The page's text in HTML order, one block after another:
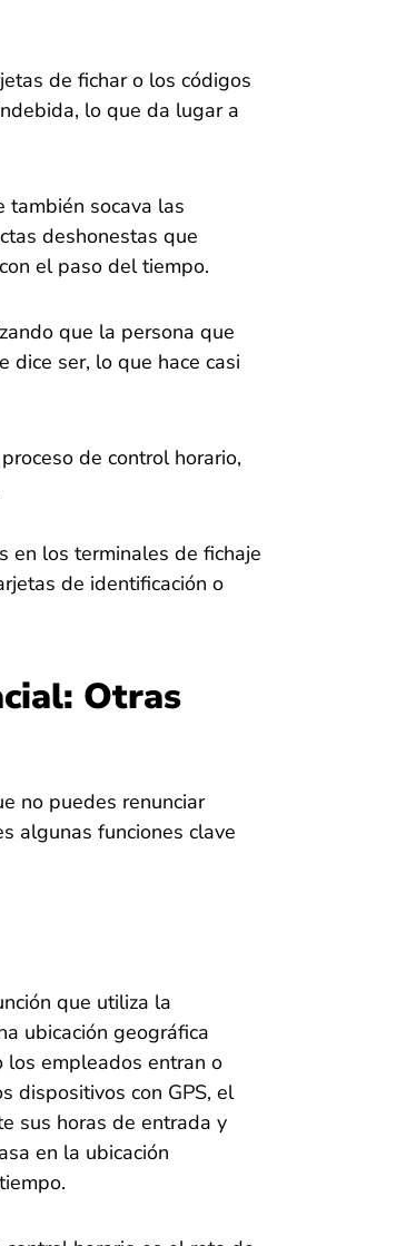
de fichar o los códigos
lo que da lugar a
también socava las
deshonestas que
el paso del tiempo.
que la persona que
dice ser, lo que hace casi
de control horario,
en los terminales de fichaje
de identificación o
Otras
no puedes renunciar
algunas funciones clave
que utiliza la
ubicación geográfica
los empleados entran o
dispositivos con GPS, el
sus horas de entrada y
en la ubicación